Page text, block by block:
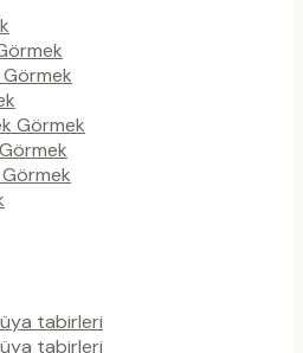
Görmek
Görmek
tabirleri
tabirleri